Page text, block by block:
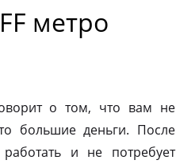
метро
о том, что вам не
большие деньги. После
и не потребует